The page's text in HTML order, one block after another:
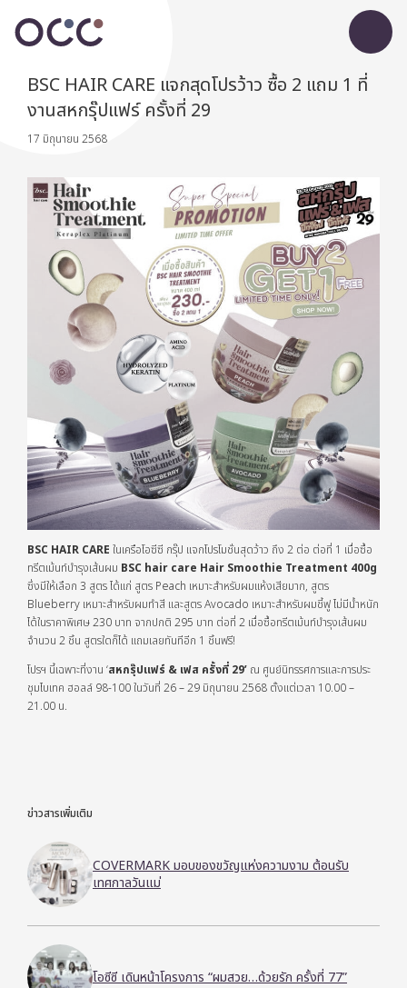
BSC HAIR CARE แจกสุดโปรว้าว ซื้อ 2 แถม 1 ที่
งานสหกรุ๊ปแฟร์ ครั้งที่ 29
17 มิถุนายน 2568
BSC HAIR CARE ในเครือโอซีซี กรุ๊ป แจกโปรโมชั่นสุดว้าว ถึง 2 ต่อ ต่อที่ 1 เมื่อซื้อ
ทรีตเม้นท์บำรุงเส้นผม BSC hair care Hair Smoothie Treatment 400g
ซึ่งมีให้เลือก 3 สูตร ได้แก่ สูตร Peach เหมาะสำหรับผมแห้งเสียมาก, สูตร
Blueberry เหมาะสำหรับผมทำสี และสูตร Avocado เหมาะสำหรับผมชี้ฟู ไม่มีน้ำหนัก
ได้ในราคาพิเศษ 230 บาท จากปกติ 295 บาท ต่อที่ 2 เมื่อซื้อทรีตเม้นท์บำรุงเส้นผม
จำนวน 2 ชิ้น สูตรใดก็ได้ แถมเลยทันทีอีก 1 ชิ้นฟรี!
โปรฯ นี้เฉพาะที่งาน ‘สหกรุ๊ปแฟร์ & เฟส ครั้งที่ 29’ ณ ศูนย์นิทรรศการและการประ
ชุมไบเทค ฮอลล์ 98-100 ในวันที่ 26 – 29 มิถุนายน 2568 ตั้งแต่เวลา 10.00 –
21.00 น.
ข่าวสารเพิ่มเติม
COVERMARK มอบของขวัญแห่งความงาม ต้อนรับ
เทศกาลวันแม่
โอซีซี เดินหน้าโครงการ “ผมสวย…ด้วยรัก ครั้งที่ 77”